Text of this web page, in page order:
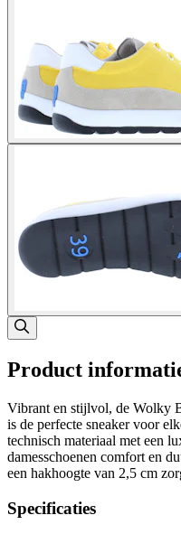
Product
Vibrant en stijlvol, de Wolky
is de perfecte sneaker voor
technisch materiaal met een
damesschoenen comfort en
een hakhoogte van 2,5 cm
Specificaties